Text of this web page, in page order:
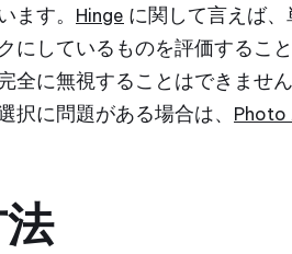
ます。
Hinge に関して言えば
しているものを評価すること
全に無視することはできませ
択に問題がある場合は、
Photo